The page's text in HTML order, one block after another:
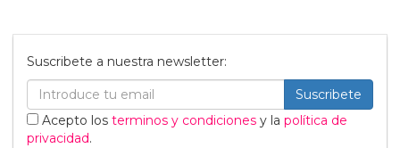
Suscribete a nuestra newsletter:
Suscribete
Acepto los terminos y condiciones y la política de
privacidad.